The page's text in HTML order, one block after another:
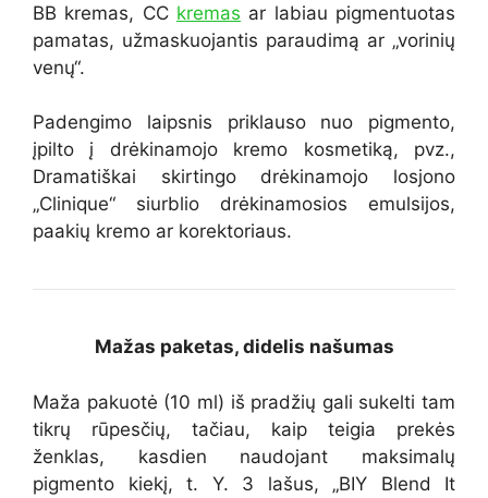
BB kremas, CC kremas ar labiau pigmentuotas
pamatas, užmaskuojantis paraudimą ar „vorinių
venų“.
Padengimo laipsnis priklauso nuo pigmento,
įpilto į drėkinamojo kremo kosmetiką, pvz.,
Dramatiškai skirtingo drėkinamojo losjono
„Clinique“ siurblio drėkinamosios emulsijos,
paakių kremo ar korektoriaus.
Mažas paketas, didelis našumas
Maža pakuotė (10 ml) iš pradžių gali sukelti tam
tikrų rūpesčių, tačiau, kaip teigia prekės
ženklas, kasdien naudojant maksimalų
pigmento kiekį, t. Y. 3 lašus, „BIY Blend It